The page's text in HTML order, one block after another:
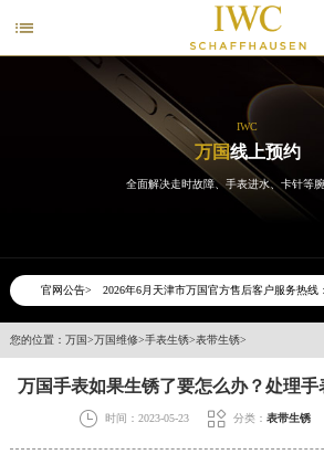

IWC
万国线上预约
全面解决走时故障、手表进水、卡针等腕
官网公告>
节假日正常营业！
您的位置： 万国>万国维修>手表生锈>表带生锈>
万国手表如果生锈了要怎么办？处理手
 时间：2023-05-23  分类： 表带生锈